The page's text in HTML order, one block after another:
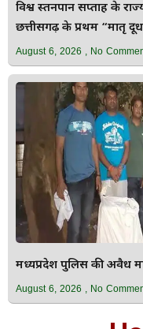
विश्व स्तनपान सप्ताह के
छत्तीसगढ़ के प्रथम “मातृ
August 6, 2026 No
मध्यप्रदेश पुलिस की अवैध
August 6, 2026 No